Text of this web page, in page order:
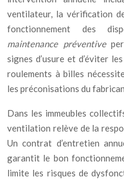
ventilateur, la vérification
fonctionnement des
maintenance préventive
signes d’usure et d’éviter
roulements à billes
les préconisations du
Dans les immeubles
ventilation relève de la
Un contrat d’entretien
garantit le bon
limite les risques de